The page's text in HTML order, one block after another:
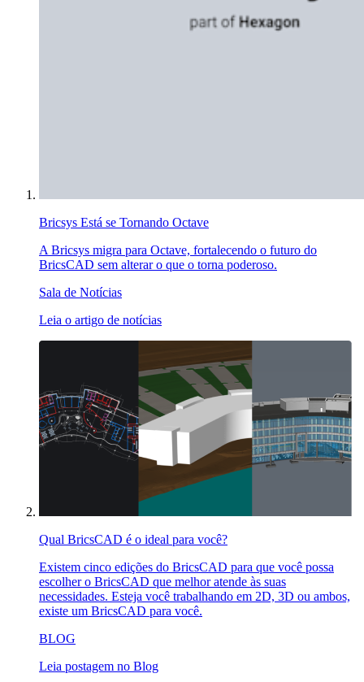
Bricsys Está se Tornando Octave
A Bricsys migra para Octave, fortalecendo o futuro do
BricsCAD sem alterar o que o torna poderoso.
Sala de Notícias
Leia o artigo de notícias
Qual BricsCAD é o ideal para você?
Existem cinco edições do BricsCAD para que você possa
escolher o BricsCAD que melhor atende às suas
necessidades. Esteja você trabalhando em 2D, 3D ou ambos,
existe um BricsCAD para você.
BLOG
Leia postagem no Blog